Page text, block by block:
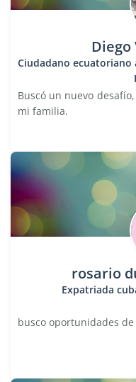
Diego
Ciudadano ecuatoriano
Buscó un nuevo
mi familia.
rosario
Expatriada
busco oportunidades